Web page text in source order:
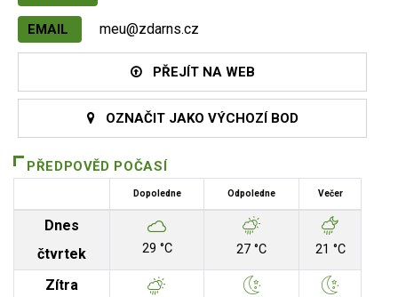
EMAIL meu@zdarns.cz
PŘEJÍT NA WEB
OZNAČIT JAKO VÝCHOZÍ BOD
PŘEDPOVĚD POČASÍ
Dopoledne Odpoledne Večer
Dnes
čtvrtek
29 °C 27 °C 21 °C
Zítra